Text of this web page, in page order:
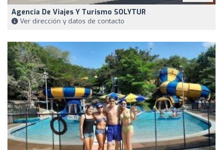
Agencia De Viajes Y Turismo SOLYTUR
Ver dirección y datos de contacto